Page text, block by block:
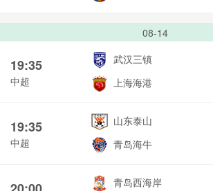
08-14
19:35
中超
武汉三镇
上海海港
19:35
中超
山东泰山
青岛海牛
青岛西海岸